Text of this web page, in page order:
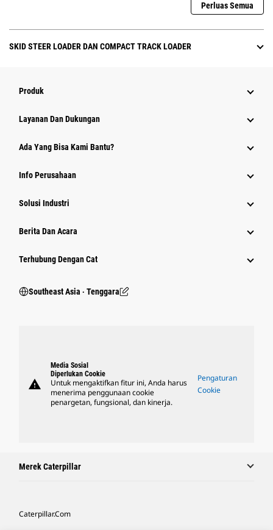
Perluas Semua
SKID STEER LOADER DAN COMPACT TRACK LOADER
Produk
Layanan Dan Dukungan
Ada Yang Bisa Kami Bantu?
Info Perusahaan
Solusi Industri
Berita Dan Acara
Terhubung Dengan Cat
Southeast Asia ‧ Tenggara
warning
Media Sosial
Diperlukan Cookie
Untuk mengaktifkan fitur ini, Anda harus
menerima penggunaan cookie
penargetan, fungsional, dan kinerja.
Pengaturan
Cookie
Merek Caterpillar
Caterpillar.com